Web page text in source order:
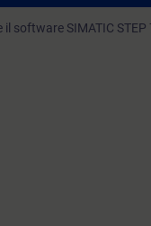
software SIMATIC STEP